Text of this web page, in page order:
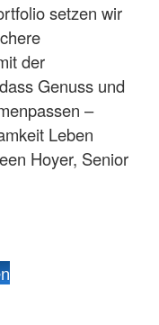
setzen wir
der
Genuss und
–
Leben
Hoyer, Senior